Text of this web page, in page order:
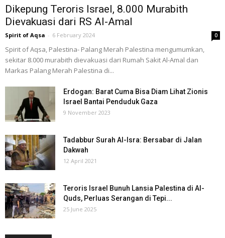
Dikepung Teroris Israel, 8.000 Murabith
Dievakuasi dari RS Al-Amal
Spirit of Aqsa - 6 February 2024 0
Spirit of Aqsa, Palestina- Palang Merah Palestina mengumumkan,
sekitar 8.000 murabith dievakuasi dari Rumah Sakit Al-Amal dan
Markas Palang Merah Palestina di...
Erdogan: Barat Cuma Bisa Diam Lihat Zionis
Israel Bantai Penduduk Gaza
9 November 2023
Tadabbur Surah Al-Isra: Bersabar di Jalan
Dakwah
12 April 2021
Teroris Israel Bunuh Lansia Palestina di Al-
Quds, Perluas Serangan di Tepi...
25 June 2025